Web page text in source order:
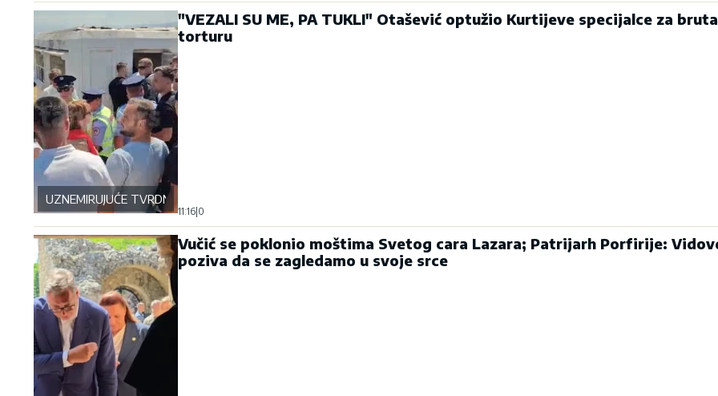
UZNEMIRUJUĆE TVRDNJE
"VEZALI SU ME, PA TUKLI" Otašević optužio Kurtijeve specijalce za
torturu
11:16 0
Vučić se poklonio moštima Svetog cara Lazara; Patrijarh Porfirije:
poziva da se zagledamo u svoje srce